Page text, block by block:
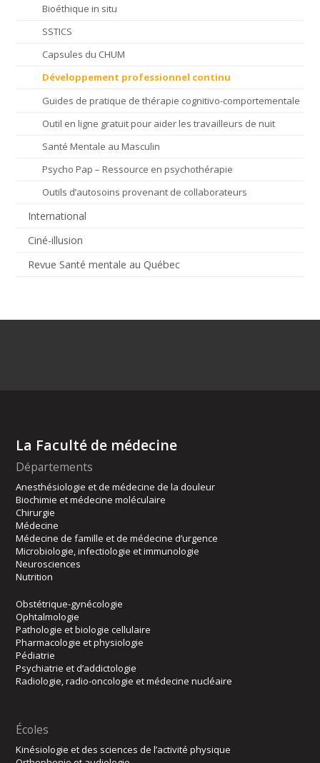
Bioéthique in situ
SSTICS
Capsules du CHUM
Développement professionnel continu
Guides de pratique de thérapie cognitivo-comportementale
Outil en ligne gratuit pour aider les travailleurs de nuit
Santé Mentale au Masculin
Psycho Pap – Ressource en psychothérapie
Outils d’autosoins provenant de collaborateurs
International
Ciné-illusion
Revue Santé mentale au Québec
La Faculté de médecine
Départements
Anesthésiologie et de médecine de la douleur
Biochimie et médecine moléculaire
Chirurgie
Médecine
Médecine de famille et de médecine d’urgence
Microbiologie, infectiologie et immunologie
Neurosciences
Nutrition
Obstétrique-gynécologie
Ophtalmologie
Pathologie et biologie cellulaire
Pharmacologie et physiologie
Pédiatrie
Psychiatrie et d’addictologie
Radiologie, radio-oncologie et médecine nucléaire
Écoles
Kinésiologie et des sciences de l’activité physique